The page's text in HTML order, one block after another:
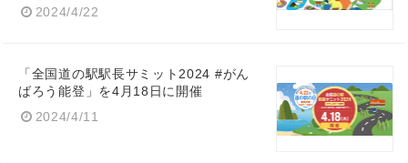
2024/4/22
「全国道の駅駅長サミット2024 #がん
ばろう能登」を4月18日に開催
2024/4/11